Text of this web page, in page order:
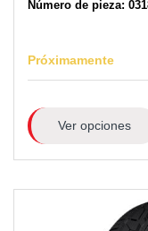
Número de pieza:
Próximamente
Ver opciones